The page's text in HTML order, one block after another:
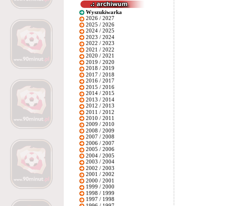
Wyszukiwarka
2026 / 2027
2025 / 2026
2024 / 2025
2023 / 2024
2022 / 2023
2021 / 2022
2020 / 2021
2019 / 2020
2018 / 2019
2017 / 2018
2016 / 2017
2015 / 2016
2014 / 2015
2013 / 2014
2012 / 2013
2011 / 2012
2010 / 2011
2009 / 2010
2008 / 2009
2007 / 2008
2006 / 2007
2005 / 2006
2004 / 2005
2003 / 2004
2002 / 2003
2001 / 2002
2000 / 2001
1999 / 2000
1998 / 1999
1997 / 1998